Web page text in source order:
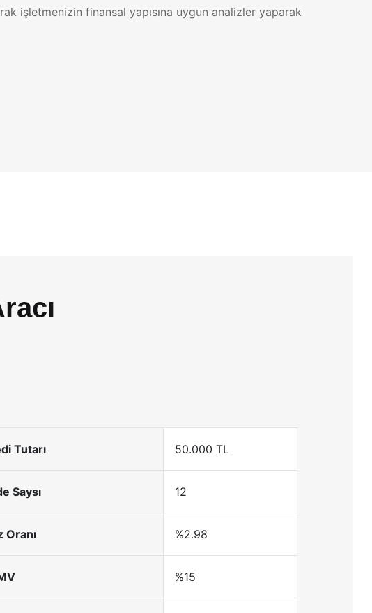
işletmenizin finansal yapısına uygun analizler yaparak
Tutarı 50.000 TL
Saysı 12
Oranı %2.98
%15